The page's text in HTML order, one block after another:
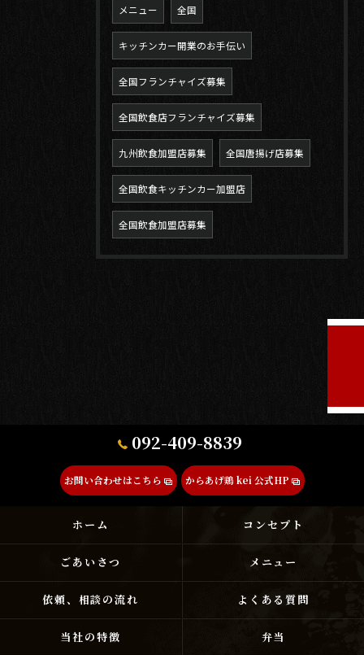
メニュー 全国
キッチンカー開業のお手伝い
全国フランチャイズ募集
全国飲食店フランチャイズ募集
九州飲食加盟店募集 全国唐揚げ店募集
全国飲食キッチンカー加盟店
全国飲食加盟店募集
092-409-8839
お問い合わせはこちら からあげ鶏 kei 公式HP
ホーム コンセプト
ごあいさつ メニュー
依頼、相談の流れ よくある質問
当社の特徴 弁当